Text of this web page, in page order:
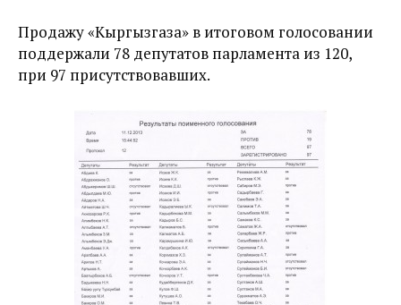
Продажу «Кыргызгаза» в итоговом голосовании
поддержали 78 депутатов парламента из 120,
при 97 присутствовавших.